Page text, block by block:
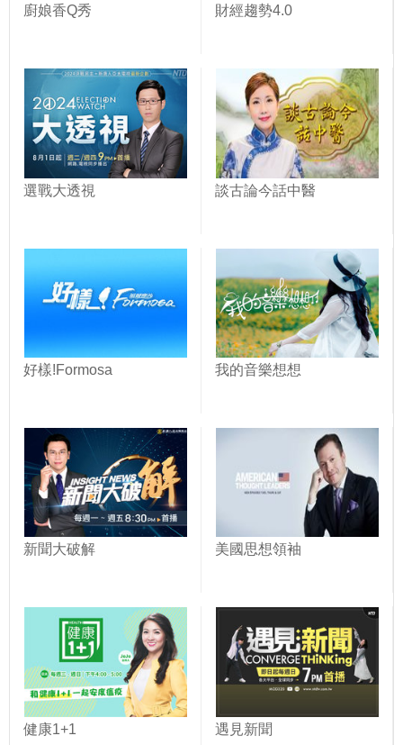
廚娘香Q秀 財經趨勢4.0
選戰大透視 談古論今話中醫
好樣!Formosa 我的音樂想想
新聞大破解 美國思想領袖
健康1+1 遇見新聞